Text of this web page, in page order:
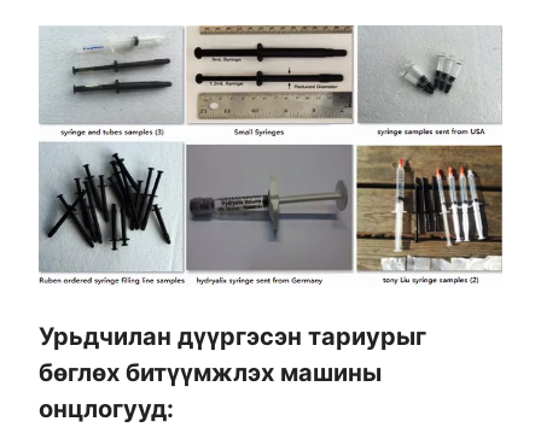
Урьдчилан дүүргэсэн тариурыг
бөглөх битүүмжлэх машины
онцлогууд: